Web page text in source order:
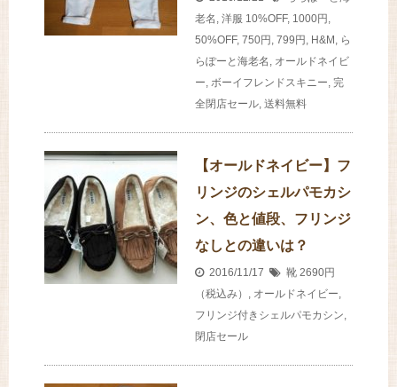
老名 , 洋服 10%OFF, 1000円 ,
50%OFF, 750円 , 799円 , H&M , ら
らぽーと海老名 , オールドネイビ
ー, ボーイフレンドスキニー, 完
全閉店セール, 送料無料
【オールドネイビー】フ
リンジのシェルパモカシ
ン、色と値段、フリンジ
なしとの違いは？
2016/11/17 靴 2690円
（税込み） , オールドネイビー,
フリンジ付きシェルパモカシン,
閉店セール